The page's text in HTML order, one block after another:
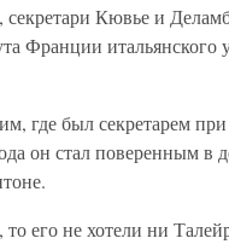
секретари Кювье и
Франции итальянского
где был секретарем
он стал поверенным в
его не хотели ни